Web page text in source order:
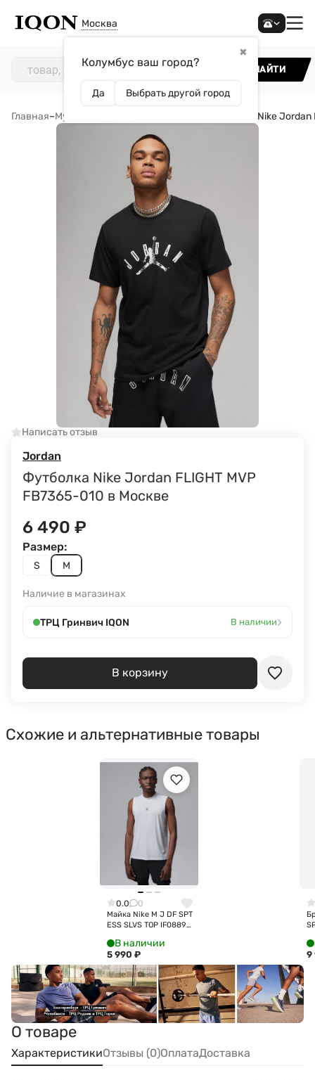
Москва
✖
Колумбус ваш город?
Да Выбрать другой город
НАЙТИ
Главная–Мужчинам Футболка Nike
Написать отзыв
Jordan
Футболка Nike Jordan FLIGHT MVP
FB7365-010 в Москве
6 490 ₽
S M
Размер:
Наличие в магазинах
ТРЦ Гринвич IQON В наличии›
В корзину
Схожие и альтернативные товары
0.0 0
Майка Nike M J DF SPT
ESS SLVS TOP IF0889-
В наличии
5 990 ₽ 9
О товаре
ХарактеристикиОтзывы (0)ОплатаДоставка